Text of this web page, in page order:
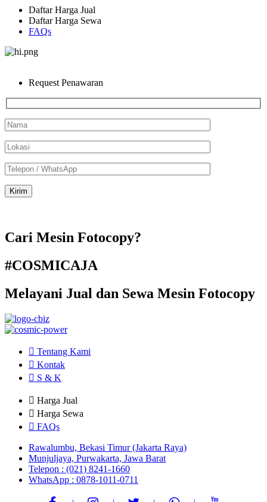
Daftar Harga Jual
Daftar Harga Sewa
FAQs
Request Penawaran
Cari Mesin Fotocopy?
#COSMICAJA
Melayani Jual dan Sewa Mesin Fotocopy
Tentang Kami
Kontak
S & K
Harga Jual
Harga Sewa
FAQs
Rawalumbu, Bekasi Timur (Jakarta Raya)
Munjuljaya, Purwakarta, Jawa Barat
Telepon : (021) 8241-1660
WhatsApp : 0878-1011-0711